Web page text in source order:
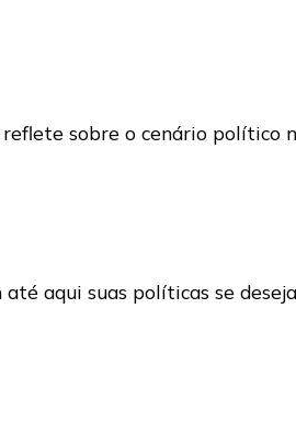
sobre o cenário político
aqui suas políticas se